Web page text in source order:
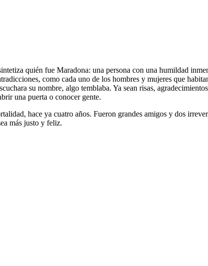
quién fue Maradona: una persona con una humildad
como cada uno de los hombres y mujeres que
su nombre, algo temblaba. Ya sean risas,
una puerta o conocer gente.
hace ya cuatro años. Fueron grandes amigos y dos
más justo y feliz.